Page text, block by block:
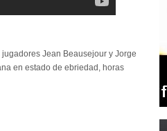
Jean Beausejour y Jorge
en estado de ebriedad, horas